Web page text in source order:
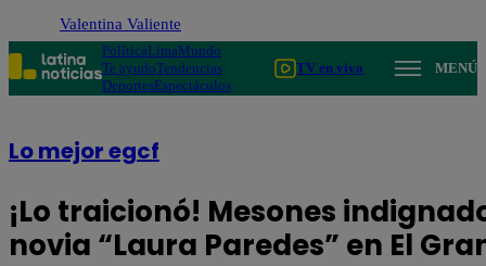
Valentina Valiente
PolíticaLimaMundo
Te ayudoTendencias
DeportesEspectáculos
TV en vivo MENÚ
Lo mejor egcf
¡Lo traicionó! Mesones
novia “Laura Paredes” en El